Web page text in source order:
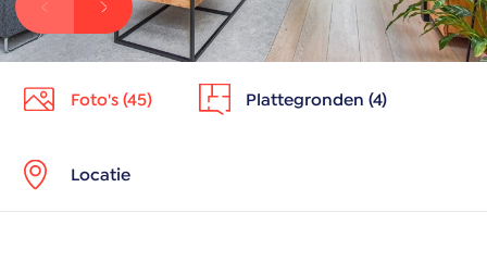
Foto's (45) Plattegronden (4)
Locatie